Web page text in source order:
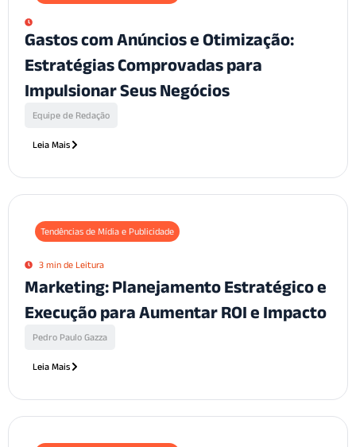
Gastos com Anúncios e Otimização:
Estratégias Comprovadas para
Impulsionar Seus Negócios
Equipe de Redação
Leia Mais
Tendências de Mídia e Publicidade
3 min de Leitura
Marketing: Planejamento Estratégico e
Execução para Aumentar ROI e Impacto
Pedro Paulo Gazza
Leia Mais